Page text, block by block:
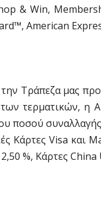
& Win,
American
Τράπεζα μας
τερματικών, η
ποσού
Κάρτες Visa και
%, Κάρτες China